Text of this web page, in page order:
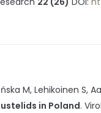
M, Lehikoinen S,
in Poland.